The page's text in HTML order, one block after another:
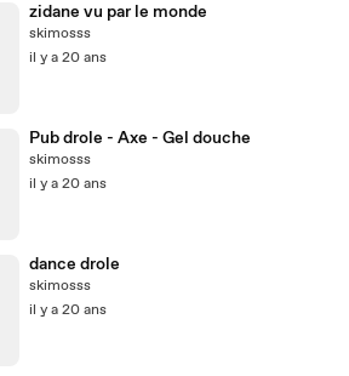
zidane vu par le monde
skimosss
il y a 20 ans
Pub drole - Axe - Gel douche
skimosss
il y a 20 ans
dance drole
skimosss
il y a 20 ans